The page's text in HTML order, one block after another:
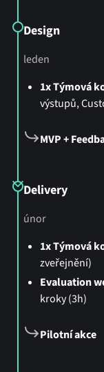
Design
leden
1x Týmová
výstupů,
MVP +
Delivery
únor
1x Týmová
zveřejnění)
Evaluation
kroky (3h)
Pilotní akce